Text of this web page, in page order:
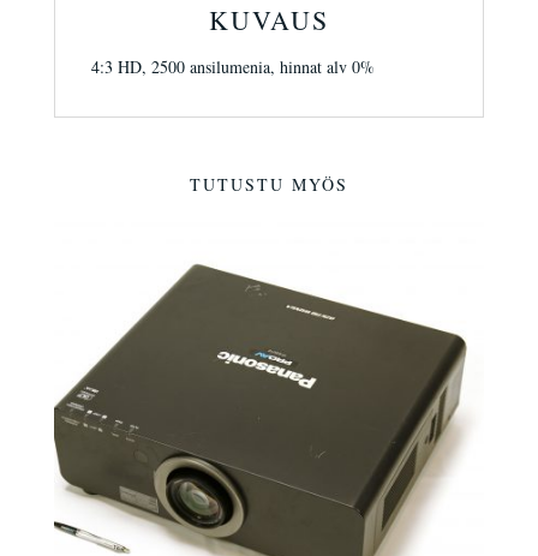
KUVAUS
4:3 HD, 2500 ansilumenia, hinnat alv 0%
TUTUSTU MYÖS